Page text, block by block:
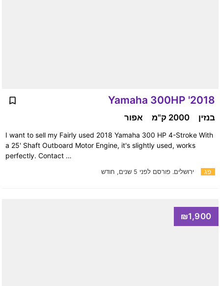
2018' Yamaha 300HP
פג ירושלים.פורסם לפני 5 שנים, חודש
בנזין 2000 ק"מ אפור
I want to sell my Fairly used 2018 Yamaha 300 HP 4-Stroke With
a 25' Shaft Outboard Motor Engine, it's slightly used, works
perfectly. Contact …
₪1,900